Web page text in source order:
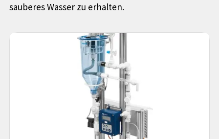
sauberes Wasser zu erhalten.